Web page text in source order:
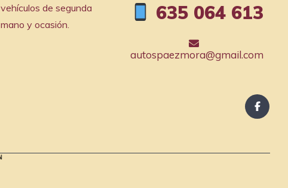
vehículos de segunda
mano y ocasión.
635 064 613
autospaezmora@gmail.com